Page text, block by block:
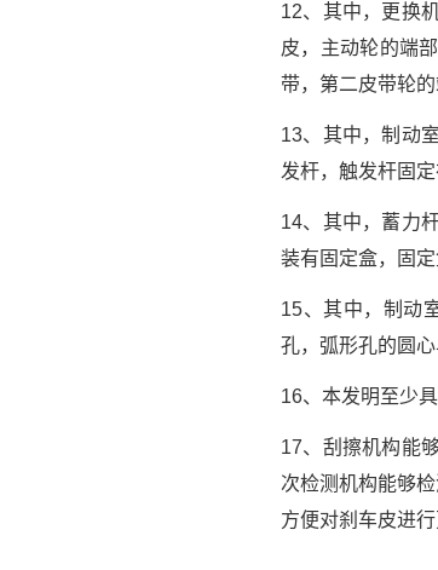
12、其中，更换
皮，主动轮的端
带，第二皮带轮
13、其中，制动
发杆，触发杆固
14、其中，蓄力
装有固定盒，固定
15、其中，制动
孔，弧形孔的圆
16、本发明至少
17、刮擦机构能
次检测机构能够
方便对刹车皮进